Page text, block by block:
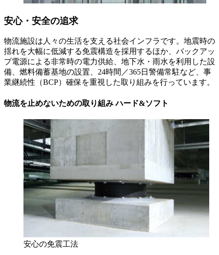
安心・安全の追求
物流施設は人々の生活を支える社会インフラです。地震時の
揺れを大幅に低減する免震構造を採用するほか、バックアッ
プ電源による非常時の電力供給、地下水・雨水を利用した設
備、燃料備蓄基地の設置、24時間／365日警備常駐など、事
業継続性（BCP）確保を重視した取り組みを行っています。
物流を止めないための取り組み ハード&ソフト
安心の免震工法